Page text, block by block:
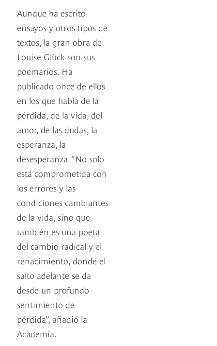
Aunque ha escrito
ensayos y otros tipos de
textos, la gran obra de
Louise Glück son sus
poemarios. Ha
publicado once de ellos
en los que habla de la
pérdida, de la vida, del
amor, de las dudas, la
esperanza, la
desesperanza. “No solo
está comprometida con
los errores y las
condiciones cambiantes
de la vida, sino que
también es una poeta
del cambio radical y el
renacimiento, donde el
salto adelante se da
desde un profundo
sentimiento de
pérdida”, añadió la
Academia.